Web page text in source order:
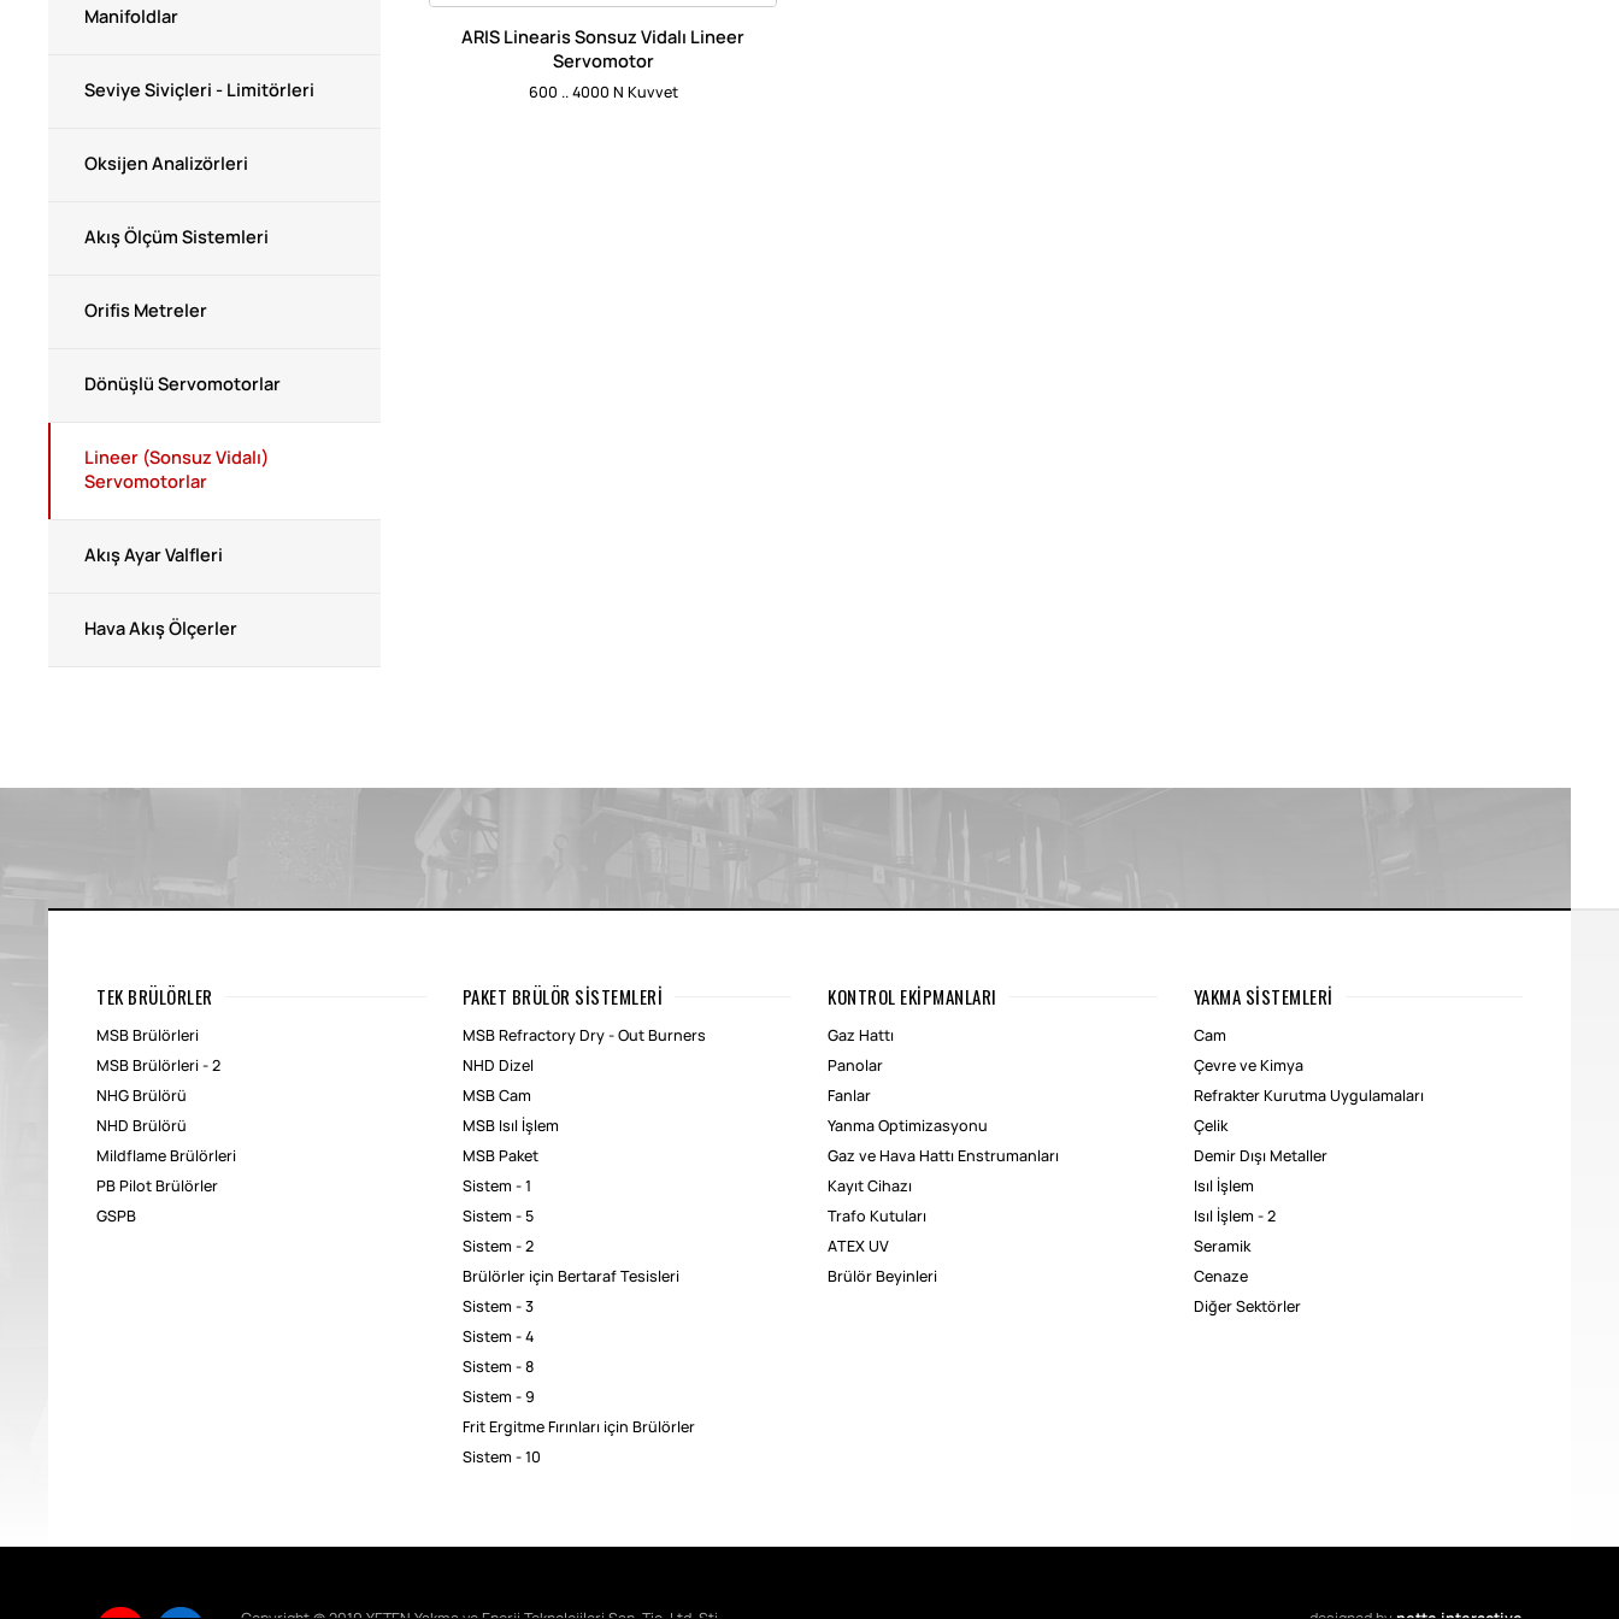
Manifoldlar
Seviye Siviçleri - Limitörleri
Oksijen Analizörleri
Akış Ölçüm Sistemleri
Orifis Metreler
Dönüşlü Servomotorlar
Lineer (Sonsuz Vidalı)
Servomotorlar
Akış Ayar Valfleri
Hava Akış Ölçerler
ARIS Linearis Sonsuz Vidalı Lineer
Servomotor
600 .. 4000 N Kuvvet
TEK BRÜLÖRLER
MSB Brülörleri
MSB Brülörleri - 2
NHG Brülörü
NHD Brülörü
Mildflame Brülörleri
PB Pilot Brülörler
GSPB
PAKET BRÜLÖR SISTEMLERI
MSB Refractory Dry - Out Burners
NHD Dizel
MSB Cam
MSB Isıl İşlem
MSB Paket
Sistem - 1
Sistem - 5
Sistem - 2
Brülörler için Bertaraf Tesisleri
Sistem - 3
Sistem - 4
Sistem - 8
Sistem - 9
Frit Ergitme Fırınları için Brülörler
Sistem - 10
KONTROL EKIPMANLARI
Gaz Hattı
Panolar
Fanlar
Yanma Optimizasyonu
Gaz ve Hava Hattı Enstrumanları
Kayıt Cihazı
Trafo Kutuları
ATEX UV
Brülör Beyinleri
YAKMA SISTEMLERI
Cam
Çevre ve Kimya
Refrakter Kurutma Uygulamaları
Çelik
Demir Dışı Metaller
Isıl İşlem
Isıl İşlem - 2
Seramik
Cenaze
Diğer Sektörler